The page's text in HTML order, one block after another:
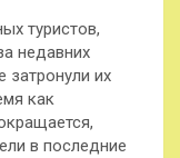
туристов,
недавних
затронули их
как
в последние